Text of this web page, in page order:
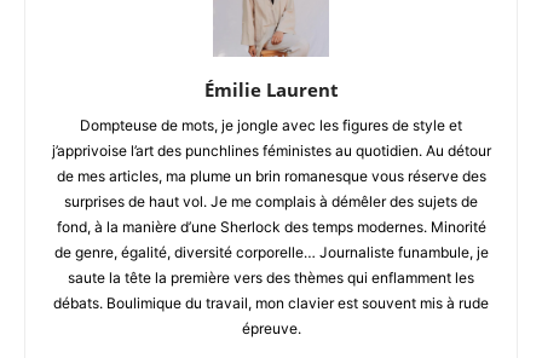
Émilie Laurent
Dompteuse de mots, je jongle avec les figures de style et
j’apprivoise l’art des punchlines féministes au quotidien. Au détour
de mes articles, ma plume un brin romanesque vous réserve des
surprises de haut vol. Je me complais à démêler des sujets de
fond, à la manière d’une Sherlock des temps modernes. Minorité
de genre, égalité, diversité corporelle… Journaliste funambule, je
saute la tête la première vers des thèmes qui enflamment les
débats. Boulimique du travail, mon clavier est souvent mis à rude
épreuve.